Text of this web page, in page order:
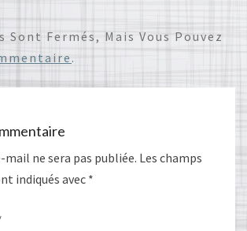
Sont Fermés, Mais Vous Pouvez
.
mail ne sera pas publiée. Les champs
indiqués avec *